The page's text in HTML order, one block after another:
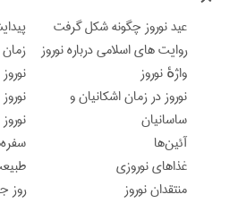
عید نوروز چگونه شکل گرفت
روایت های اسلامی درباره نوروز
زمان
واژهٔ نوروز
نوروز در زمان اشکانیان و
ساسانیان
آئین‌ها
غذاهای نوروزی
منتقدان نوروز
روز